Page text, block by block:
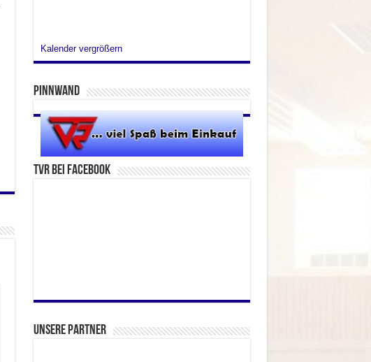
Kalender vergrößern
Pinnwand
TVR bei facebook
Unsere Partner